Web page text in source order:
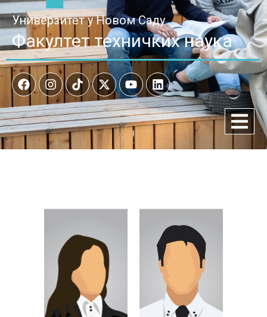
Универзитет у Новом Саду
Факултет техничких наука